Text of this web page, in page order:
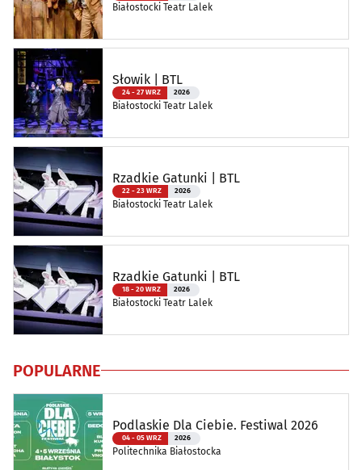
Białostocki Teatr Lalek
Słowik | BTL
24 - 27 WRZ 2026
Białostocki Teatr Lalek
Rzadkie Gatunki | BTL
22 - 23 WRZ 2026
Białostocki Teatr Lalek
Rzadkie Gatunki | BTL
18 - 20 WRZ 2026
Białostocki Teatr Lalek
POPULARNE
Podlaskie Dla Ciebie. Festiwal 2026
04 - 05 WRZ 2026
Politechnika Białostocka